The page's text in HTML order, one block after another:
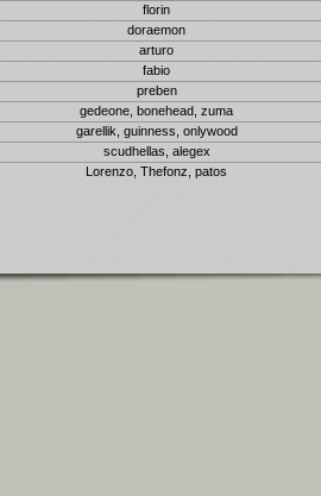
florin
doraemon
arturo
fabio
preben
gedeone, bonehead, zuma
garellik, guinness, onlywood
scudhellas, alegex
Lorenzo, Thefonz, patos